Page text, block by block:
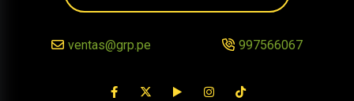
ventas@grp.pe 997566067